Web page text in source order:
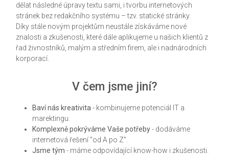
dělat následné úpravy textu sami, i tvorbu internetových
stránek bez redakčního systému – tzv. statické stránky.
Díky stále novým projektům neustále získáváme nové
znalosti a zkušenosti, které dále aplikujeme u našich klientů z
řad živnostníků, malým a středním firem, ale i nadnárodních
korporací.
V čem jsme jiní?
Baví nás kreativita - kombinujeme potenciál IT a
marektingu.
Komplexně pokrýváme Vaše potřeby- dodáváme
internetová řešení "od A po Z".
Jsme tým - máme odpovídající know-how i zkušenosti.